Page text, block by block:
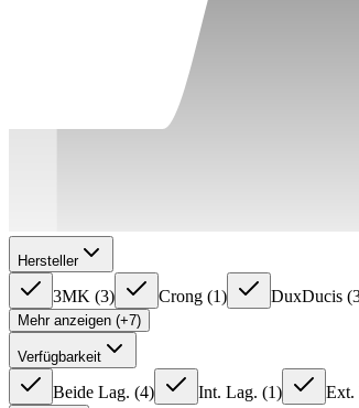
Hersteller
3MK (3) Crong (1) DuxDucis (
Mehr anzeigen (+7)
Verfügbarkeit
Beide Lag. (4) Int. Lag. (1) Ext.